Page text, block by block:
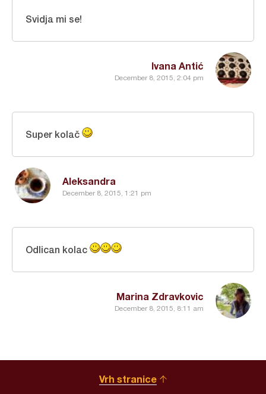
Ivana Antić
December 8, 2015, 2:04 pm
Svidja mi se!
Aleksandra
December 8, 2015, 1:21 pm
Super kolač
Marina Zdravkovic
December 8, 2015, 8:11 am
Odlican kolac
Vrh stranice